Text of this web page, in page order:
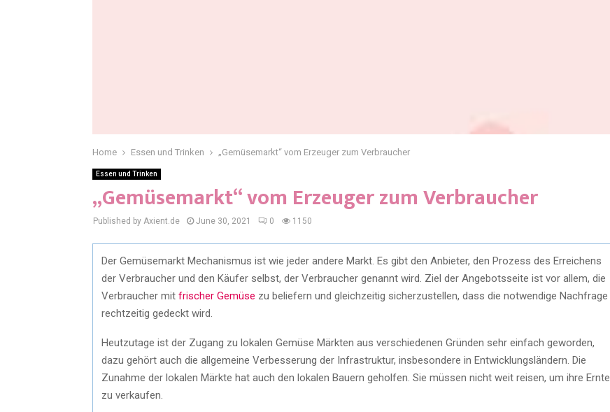
Home Essen und Trinken „Gemüsemarkt“ vom Erzeuger zum Verbraucher
Essen und Trinken
„Gemüsemarkt“ vom Erzeuger zum Verbraucher
Published by Axient.de June 30, 2021 0 1150
Der Gemüsemarkt Mechanismus ist wie jeder andere Markt. Es gibt den Anbieter, den Prozess des Erreichens
der Verbraucher und den Käufer selbst, der Verbraucher genannt wird. Ziel der Angebotsseite ist vor allem, die
Verbraucher mit frischer Gemüse zu beliefern und gleichzeitig sicherzustellen, dass die notwendige Nachfrage
rechtzeitig gedeckt wird.
Heutzutage ist der Zugang zu lokalen Gemüse Märkten aus verschiedenen Gründen sehr einfach geworden,
dazu gehört auch die allgemeine Verbesserung der Infrastruktur, insbesondere in Entwicklungsländern. Die
Zunahme der lokalen Märkte hat auch den lokalen Bauern geholfen. Sie müssen nicht weit reisen, um ihre Ernte
zu verkaufen.